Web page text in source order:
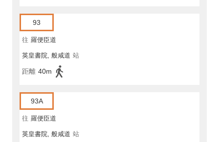
93
往 羅便臣道
英皇書院, 般咸道 站
距離 40m
93A
往 羅便臣道
英皇書院, 般咸道 站